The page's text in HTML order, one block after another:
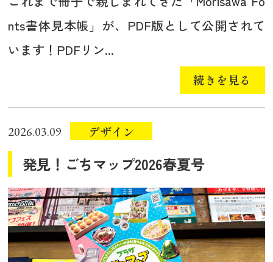
nts書体見本帳」が、PDF版として公開されて
います！PDFリン...
続きを見る
2026.03.09 デザイン
発見！ごちマップ2026春夏号